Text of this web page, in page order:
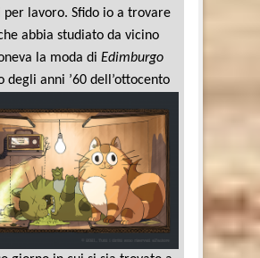
lavoro. Sfido io a trovare
abbia studiato da vicino
la moda di Edimburgo
degli anni ’60 dell’ottocento